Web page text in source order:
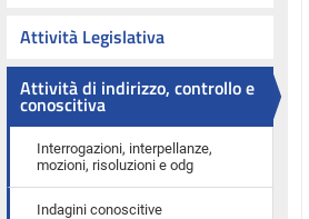
Attività Legislativa
Attività di indirizzo, controllo e
conoscitiva
Interrogazioni, interpellanze,
mozioni, risoluzioni e odg
Indagini conoscitive